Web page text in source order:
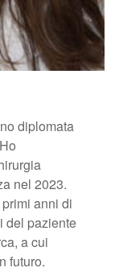
diplomata
nel 2023.
anni di
del paziente
a cui
futuro.